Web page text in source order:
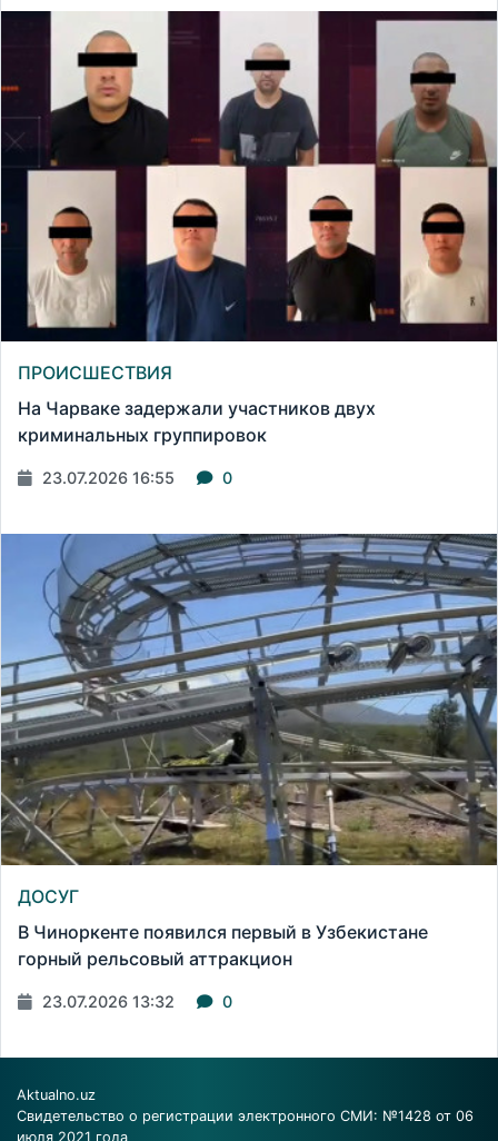
ПРОИСШЕСТВИЯ
На Чарваке задержали участников двух
криминальных группировок
23.07.2026 16:55 0
ДОСУГ
В Чиноркенте появился первый в Узбекистане
горный рельсовый аттракцион
23.07.2026 13:32 0
Aktualno.uz
Свидетельство о регистрации электронного СМИ: №1428 от 06
июля 2021 года